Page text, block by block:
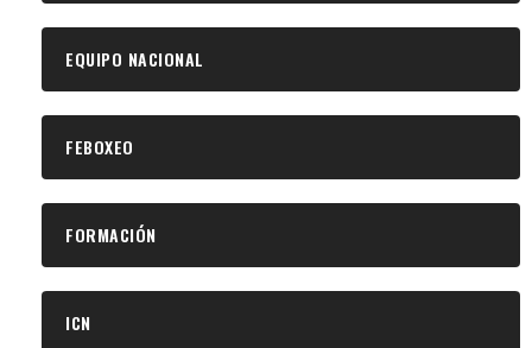
EQUIPO NACIONAL
FEBOXEO
FORMACIÓN
ICN